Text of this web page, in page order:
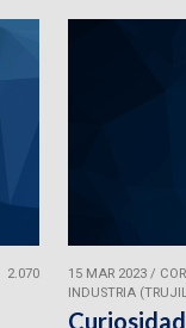
2.070 15 MAR 2023/
INDUSTRIA